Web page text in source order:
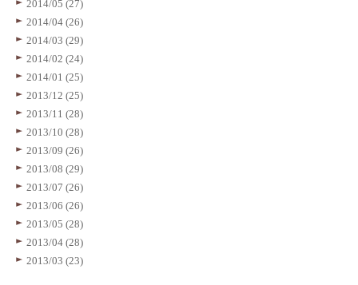
2014/05 (27)
2014/04 (26)
2014/03 (29)
2014/02 (24)
2014/01 (25)
2013/12 (25)
2013/11 (28)
2013/10 (28)
2013/09 (26)
2013/08 (29)
2013/07 (26)
2013/06 (26)
2013/05 (28)
2013/04 (28)
2013/03 (23)